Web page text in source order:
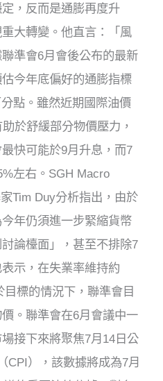
，反而是通膨再度升
大轉變。他直言：「風
準會6月會後公布的最新
今年底偏好的通膨指標
點。雖然近期國際油價
於舒緩部分物價壓力，
快可能於9月升息，而7
左右。SGH Macro
Tim Duy分析指出，由於
年仍須進一步緊縮貨幣
論檯面」，甚至不排除7
示，在失業率維持約
標的情況下，聯準會目
。聯準會在6月會議中一
接下來將聚焦7月14日公
CPI），該數據將成為7月